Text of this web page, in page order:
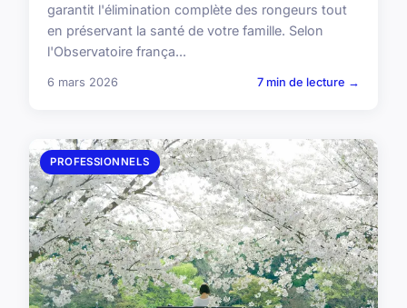
garantit l'élimination complète des rongeurs tout
en préservant la santé de votre famille. Selon
l'Observatoire frança...
6 mars 2026 7 min de lecture →
PROFESSIONNELS